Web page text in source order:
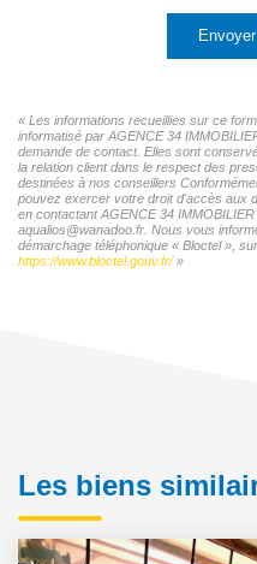
« Les informations recueillies sur ce
informatisé par AGENCE 34
demande de contact. Elles sont
la relation client dans le respect des
destinées à nos conseillers
pouvez exercer votre droit d'accès aux
en contactant AGENCE 34
aqualios@wanadoo.fr. Nous vous
démarchage téléphonique « Bloctel »,
https://www.bloctel.gouv.fr/»
Les biens